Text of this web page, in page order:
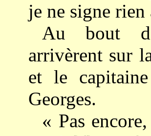
je ne signe rien
Au bout
arrivèrent sur
et le
Georges.
« Pas